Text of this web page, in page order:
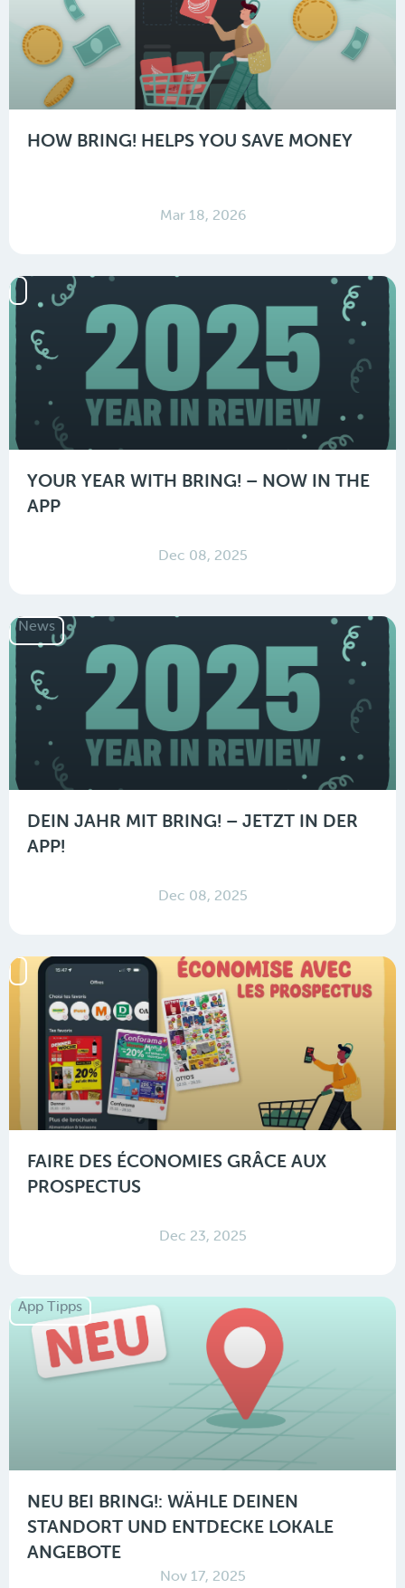
HOW BRING! HELPS YOU SAVE MONEY
Mar 18, 2026
YOUR YEAR WITH BRING! – NOW IN THE
APP
Dec 08, 2025
News
DEIN JAHR MIT BRING! – JETZT IN DER
APP!
Dec 08, 2025
FAIRE DES ÉCONOMIES GRÂCE AUX
PROSPECTUS
Dec 23, 2025
App Tipps
NEU BEI BRING!: WÄHLE DEINEN
STANDORT UND ENTDECKE LOKALE
ANGEBOTE
Nov 17, 2025